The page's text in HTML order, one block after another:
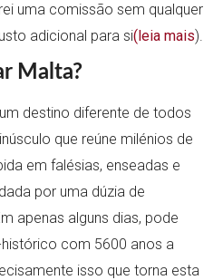
uma comissão sem qualquer
adicional para si(leia mais).
Malta?
destino diferente de todos
que reúne milénios de
em falésias, enseadas e
por uma dúzia de
apenas alguns dias, pode
com 5600 anos a
isso que torna esta